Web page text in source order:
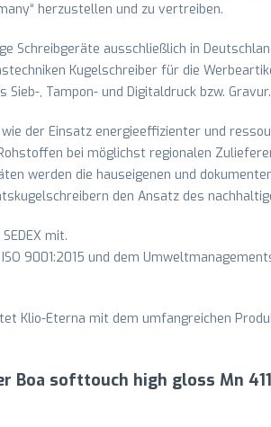
herzustellen und zu vertreiben.
Schreibgeräte ausschließlich in
Kugelschreiber für die
, Tampon- und Digitaldruck bzw. Gravur.
der Einsatz energieeffizienter und
bei möglichst regionalen
werden die hauseigenen und
den Ansatz des
mit.
9001:2015 und dem
Klio-Eterna mit dem umfangreichen
softtouch high gloss Mn